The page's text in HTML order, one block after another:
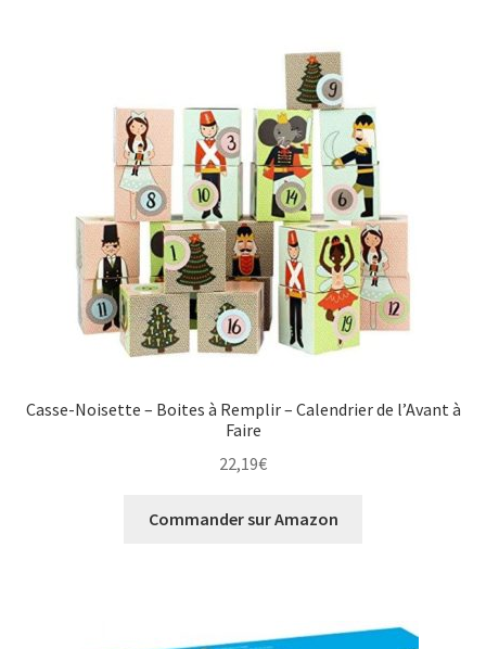
Casse-Noisette – Boites à Remplir – Calendrier de l’Avant à
Faire
22,19€
Commander sur Amazon